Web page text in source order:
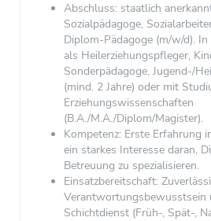
Abschluss: staatlich
Sozialpädagoge,
Diplom-Pädagoge (m/w/d). In
als Heilerziehungspfleger,
Sonderpädagoge, Jugend-/
(mind. 2 Jahre) oder mit
Erziehungswissenschaften
(B.A./M.A./Diplom/Magister).
Kompetenz: Erste Erfahrung
ein starkes Interesse daran,
Betreuung zu spezialisieren.
Einsatzbereitschaft:
Verantwortungsbewusstsein
Schichtdienst (Früh-, Spät-,